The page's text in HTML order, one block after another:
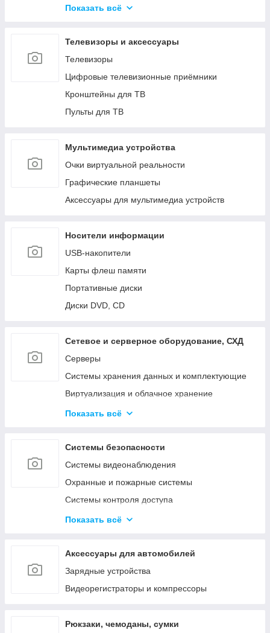
Акустика с технологией Bluetooth
Показать всё
Телевизоры и аксессуары
Телевизоры
Цифровые телевизионные приёмники
Кронштейны для ТВ
Пульты для ТВ
Мультимедиа устройства
Очки виртуальной реальности
Графические планшеты
Аксессуары для мультимедиа устройств
Носители информации
USB-накопители
Карты флеш памяти
Портативные диски
Диски DVD, CD
Сетевое и серверное оборудование, СХД
Cерверы
Системы хранения данных и комплектующие
Виртуализация и облачное хранение
Активное сетевое
Показать всё
Системы безопасности
Системы видеонаблюдения
Охранные и пожарные системы
Системы контроля доступа
Системы оповещения и аудиотрансляция
Показать всё
Аксессуары для автомобилей
Зарядные устройства
Видеорегистраторы и компрессоры
Рюкзаки, чемоданы, сумки